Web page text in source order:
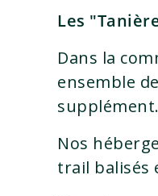
Les
Dans la
ensemble
supplément.
Nos
trail balisés